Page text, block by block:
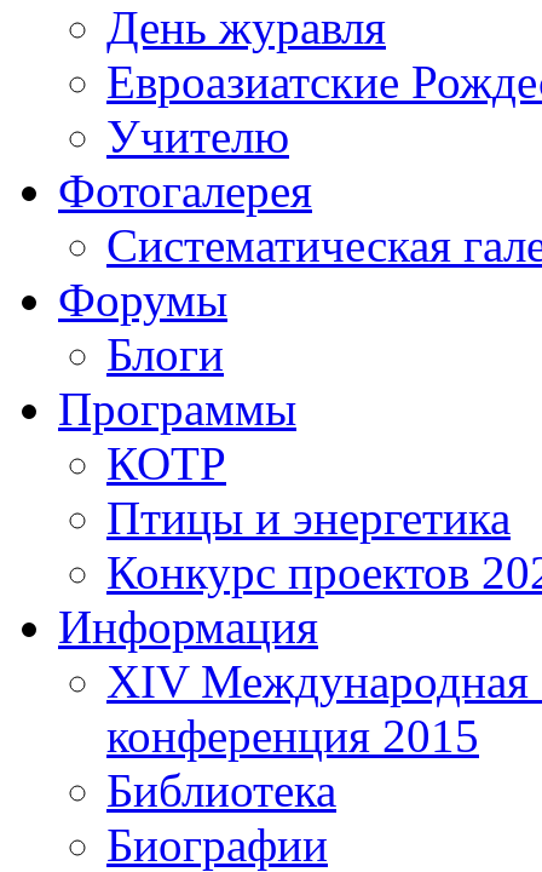
День журавля
Евроазиатские
Учителю
Фотогалерея
Систематическая
Форумы
Блоги
Программы
КОТР
Птицы и энергетика
Конкурс проектов
Информация
XIV Международная
конференция 2015
Библиотека
Биографии